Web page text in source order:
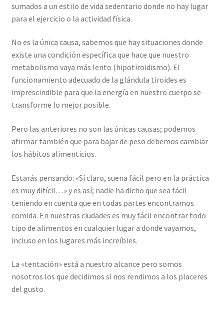
sumados a un estilo de vida sedentario donde no hay lugar
para el ejercicio o la actividad física.
No es la única causa, sabemos que hay situaciones donde
existe una condición específica que hace que nuestro
metabolismo vaya más lento (hipotiroidismo). El
funcionamiento adecuado de la glándula tiroides es
imprescindible para que la energía en nuestro cuerpo se
transforme lo mejor posible.
Pero las anteriores no son las únicas causas; podemos
afirmar también que para bajar de peso debemos cambiar
los hábitos alimenticios.
Estarás pensando: «Sí claro, suena fácil pero en la práctica
es muy difícil…» y es así; nadie ha dicho que sea fácil
teniendo en cuenta que en todas partes encontramos
comida. En nuestras ciudades es muy fácil encontrar todo
tipo de alimentos en cualquier lugar a donde vayamos,
incluso en los lugares más increíbles.
La «tentación» está a nuestro alcance pero somos
nosotros los que decidimos si nos rendimos a los placeres
del gusto.